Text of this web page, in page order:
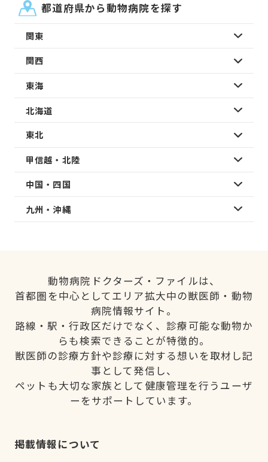
都道府県から動物病院を探す
関東
関西
東海
北海道
東北
甲信越・北陸
中国・四国
九州・沖縄
動物病院ドクターズ・ファイルは、
首都圏を中心としてエリア拡大中の獣医師・動物
病院情報サイト。
路線・駅・行政区だけでなく、診療可能な動物か
らも検索できることが特徴的。
獣医師の診療方針や診療に対する想いを取材し記
事として発信し、
ペットも大切な家族として健康管理を行うユーザ
ーをサポートしています。
掲載情報について